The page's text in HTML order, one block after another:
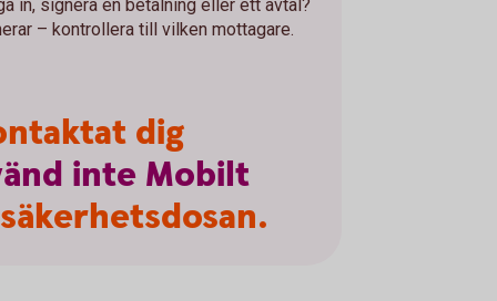
in, signera en betalning eller ett avtal?
– kontrollera till vilken mottagare.
dig
inte Mobilt